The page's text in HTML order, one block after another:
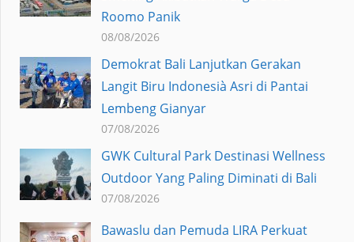
Roomo Panik
08/08/2026
Demokrat Bali Lanjutkan Gerakan
Langit Biru Indonesià Asri di Pantai
Lembeng Gianyar
07/08/2026
GWK Cultural Park Destinasi Wellness
Outdoor Yang Paling Diminati di Bali
07/08/2026
Bawaslu dan Pemuda LIRA Perkuat